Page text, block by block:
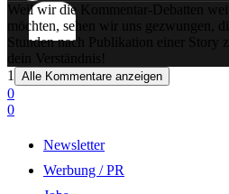
Weil wir die Kommentar-Debatten
möchten, sehen wir uns gezwungen,
Stunden nach Publikation einer Story
dein Verständnis!
1
Alle Kommentare anzeigen
0
0
Newsletter
Werbung / PR